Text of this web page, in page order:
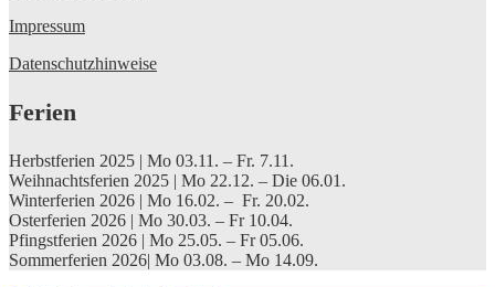
Impressum
Datenschutzhinweise
Ferien
Herbstferien 2025 | Mo 03.11. – Fr. 7.11.
Weihnachtsferien 2025 | Mo 22.12. – Die 06.01.
Winterferien 2026 | Mo 16.02. – Fr. 20.02.
Osterferien 2026 | Mo 30.03. – Fr 10.04.
Pfingstferien 2026 | Mo 25.05. – Fr 05.06.
Sommerferien 2026| Mo 03.08. – Mo 14.09.